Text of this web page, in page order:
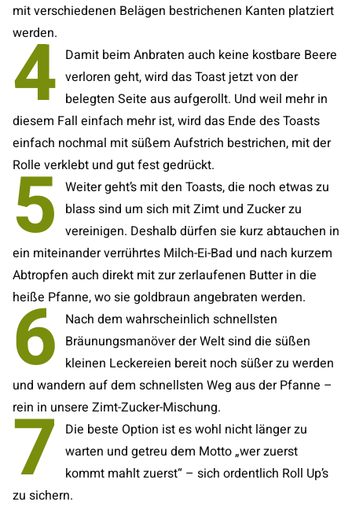
mit verschiedenen Belägen bestrichenen Kanten platziert
werden.
4 Damit beim Anbraten auch keine kostbare Beere
verloren geht, wird das Toast jetzt von der
belegten Seite aus aufgerollt. Und weil mehr in
diesem Fall einfach mehr ist, wird das Ende des Toasts
einfach nochmal mit süßem Aufstrich bestrichen, mit der
Rolle verklebt und gut fest gedrückt.
5 Weiter geht’s mit den Toasts, die noch etwas zu
blass sind um sich mit Zimt und Zucker zu
vereinigen. Deshalb dürfen sie kurz abtauchen in
ein miteinander verrührtes Milch-Ei-Bad und nach kurzem
Abtropfen auch direkt mit zur zerlaufenen Butter in die
heiße Pfanne, wo sie goldbraun angebraten werden.
6 Nach dem wahrscheinlich schnellsten
Bräunungsmanöver der Welt sind die süßen
kleinen Leckereien bereit noch süßer zu werden
und wandern auf dem schnellsten Weg aus der Pfanne –
rein in unsere Zimt-Zucker-Mischung.
7 Die beste Option ist es wohl nicht länger zu
warten und getreu dem Motto „wer zuerst
kommt mahlt zuerst“ – sich ordentlich Roll Up’s
zu sichern.